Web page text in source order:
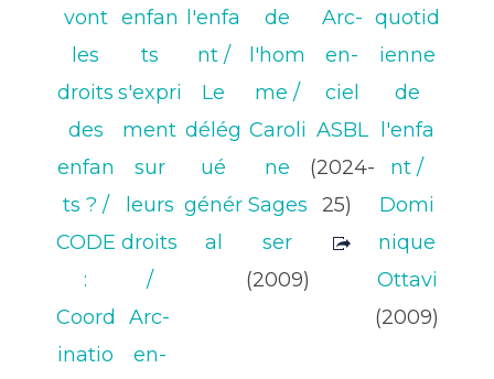
vont
les
droits
des
enfan
ts ? /
CODE
:
Coord
inatio
enfan
ts
s'expri
ment
sur
leurs
droits
/
Arc-
en-
l'enfa
nt/
Le
délég
ué
génér
al
de
l'hom
me /
Caroli
ne
Sages
ser
(2009)
Arc-
en-
ciel
ASBL
(2024-
25)
quotid
ienne
de
l'enfa
nt /
Domi
nique
Ottavi
(2009)